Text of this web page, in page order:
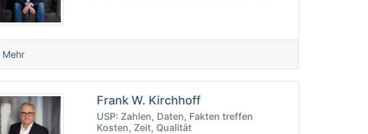
Mehr
Frank W. Kirchhoff
USP: Zahlen, Daten, Fakten treffen
Kosten, Zeit, Qualität